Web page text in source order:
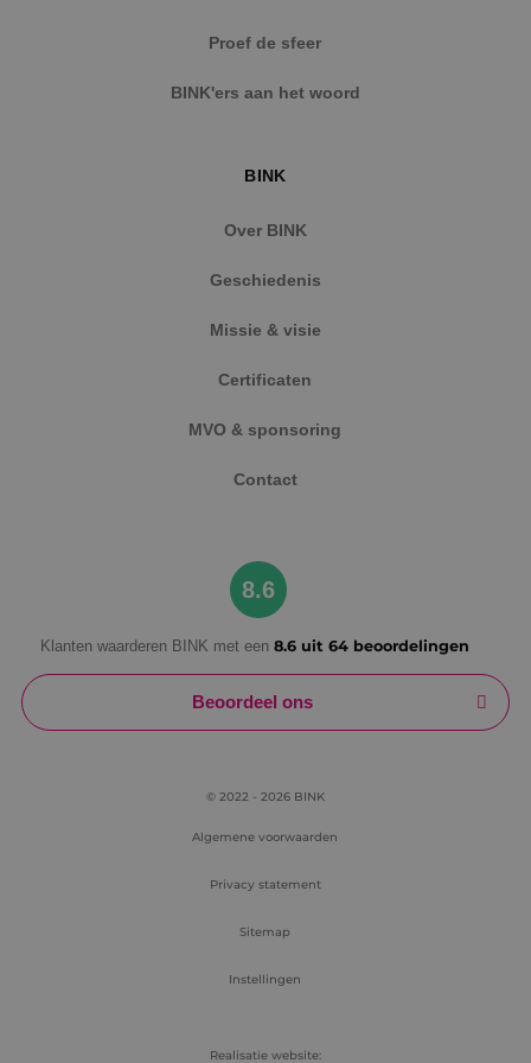
Proef de sfeer
BINK'ers aan het woord
BINK
Over BINK
Geschiedenis
Missie & visie
Certificaten
MVO & sponsoring
Contact
8.6
Klanten waarderen BINK met een 8.6 uit 64 beoordelingen
Beoordeel ons
© 2022 - 2026 BINK
Algemene voorwaarden
Privacy statement
Sitemap
Instellingen
Realisatie website:
Strikt noodzakelijke cookies maken de
website kan niet goed worden gebruikt zonder de
weken